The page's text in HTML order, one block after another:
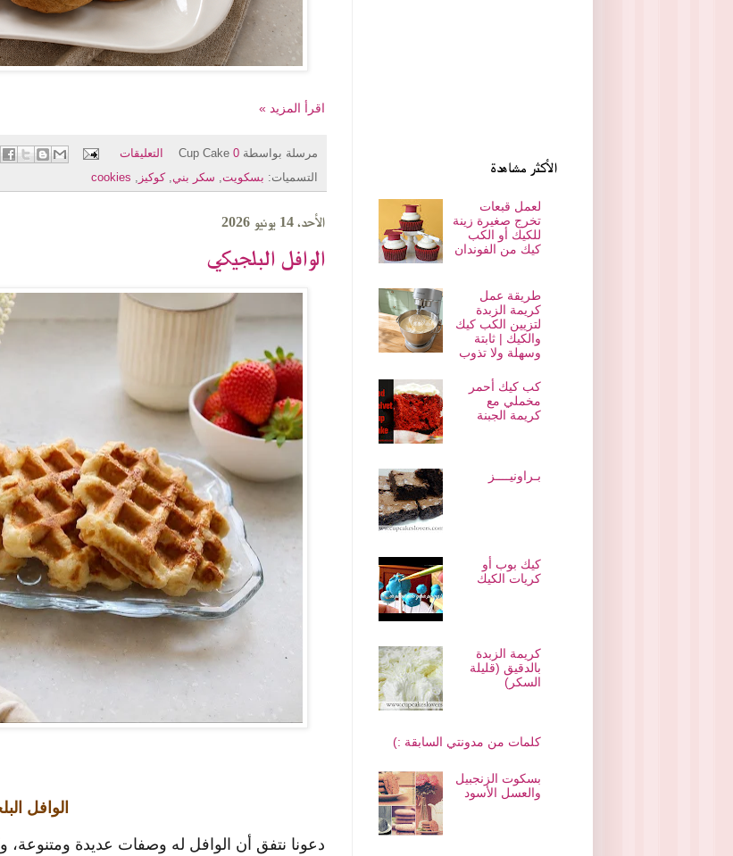
اقرأ المزيد »
مرسلة بواسطة Cup Cake 0 التعليقات
التسميات: بسكويت سكر بني ,كوكيز cookies
الأحد، 14 يونيو 2026
الوافل البلجيكي
الوافل
دعونا نتفق أن الوافل له وصفات عديدة
الأكثر مشاهدة
لعمل قبعات
تخرج صغيرة زينة
للكيك أو الكب
كيك من الفوندان
طريقة عمل
كريمة الزبدة
لتزيين الكب كيك
والكيك | ثابتة
وسهلة ولا تذوب
كب كيك أحمر
مخملي مع
كريمة الجبنة
بـراونيــــز
كيك بوب أو
كريات الكيك
كريمة الزبدة
بالدقيق (قليلة
السكر)
كلمات من مدونتي السابقة :)
بسكوت الزنجبيل
والعسل الأسود